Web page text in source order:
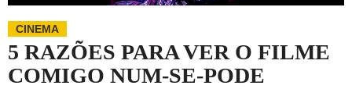
CINEMA
5 RAZÕES PARA VER O FILME
COMIGO NUM-SE-PODE